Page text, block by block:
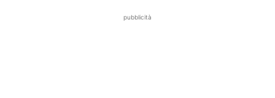
pubblicità